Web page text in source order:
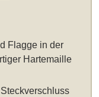
Flagge in der
Hartemaille